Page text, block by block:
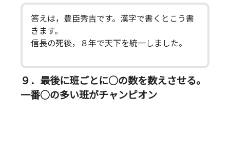
答えは，豊臣秀吉です。漢字で書くとこう書
きます。
信長の死後，８年で天下を統一しました。
９．最後に班ごとに○の数を数えさせる。
一番○の多い班がチャンピオン